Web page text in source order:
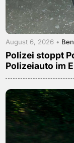
August 6, 2026 •
Polizei stoppt
Polizeiauto im